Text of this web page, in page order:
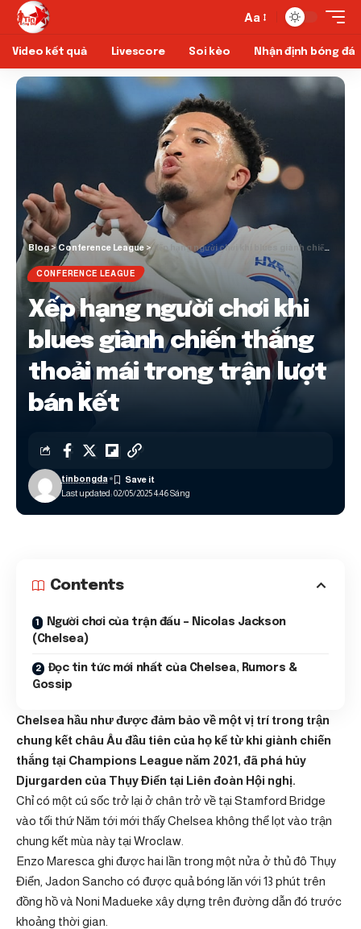
Aa
Video kết quả Livescore Soi kèo Nhận định bóng đá
Blog>Conference League>Xếp hạng người chơi khi blues giành chiến thắng thoải mái trong trận lượt bán kết
CONFERENCE LEAGUE
Xếp hạng người chơi khi
blues giành chiến thắng
thoải mái trong trận lượt
bán kết
Last updated: 02/05/2025 4:46 Sáng
tinbongda
Contents
Người chơi của trận đấu – Nicolas Jackson
(Chelsea)
Đọc tin tức mới nhất của Chelsea, Rumors &
Gossip
Chelsea hầu như được đảm bảo về một vị trí trong trận
chung kết châu Âu đầu tiên của họ kể từ khi giành chiến
thắng tại Champions League năm 2021, đã phá hủy
Djurgarden của Thụy Điển tại Liên đoàn Hội nghị.
Chỉ có một cú sốc trở lại ở chân trở về tại Stamford Bridge
vào tối thứ Năm tới mới thấy Chelsea không thể lọt vào trận
chung kết mùa này tại Wroclaw.
Enzo Maresca ghi được hai lần trong một nửa ở thủ đô Thụy
Điển, Jadon Sancho có được quả bóng lăn với 13 phút trên
đồng hồ và Noni Madueke xây dựng trên đường dẫn đó trước
khoảng thời gian.